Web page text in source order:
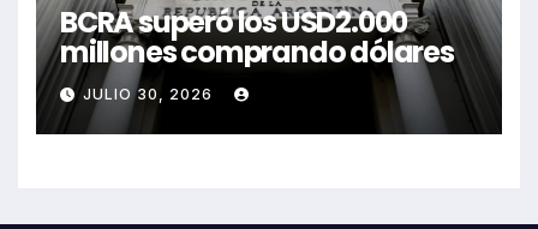
BCRA superó los USD2.000
millones comprando dólares
JULIO 30, 2026